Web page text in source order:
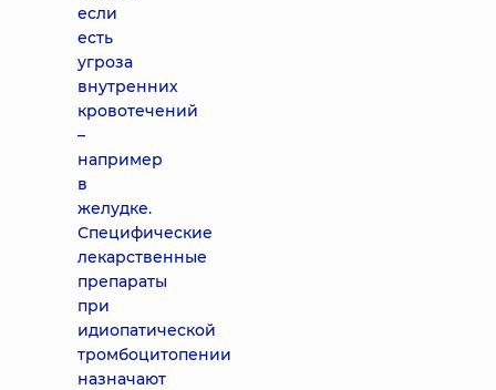
если
есть
угроза
внутренних
кровотечений
–
например
в
желудке.
Специфические
лекарственные
препараты
при
идиопатической
тромбоцитопении
назначают